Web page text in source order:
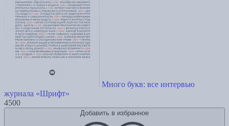
Много букв: все интервью
журнала «Шрифт»
4500
Добавить в избранное